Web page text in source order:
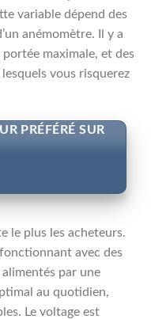
variable dépend des
anémomètre. Il y a
maximale, et des
vous risquerez
PRÉFÉRÉ SUR
le plus les acheteurs.
avec des
par une
au quotidien,
Le voltage est